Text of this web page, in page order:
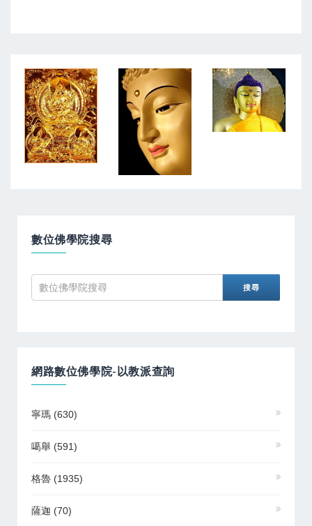
數位佛學院搜尋
網路數位佛學院-以教派查詢
寧瑪 (630)
噶舉 (591)
格魯 (1935)
薩迦 (70)